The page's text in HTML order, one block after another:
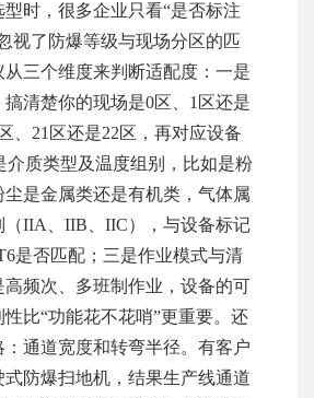
时，很多企业只看“是否标注
视了防爆等级与现场分区的匹
从三个维度来判断适配度：一是
搞清楚你的现场是0区、1区还是
、21区还是22区，再对应设备
介质类型及温度组别，比如是粉
是金属类还是有机类，气体属
（IIA、IIB、IIC），与设备标记
是否匹配；三是作业模式与清
频次、多班制作业，设备的可
比“功能花不花哨”更重要。还
通道宽度和转弯半径。有客户
防爆扫地机，结果生产线通道